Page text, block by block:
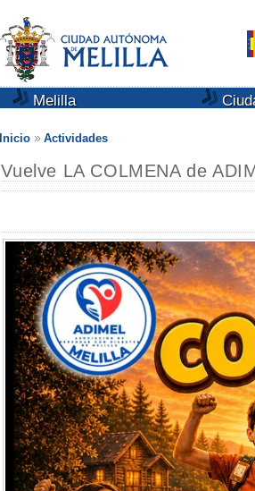
Melilla
Inicio Actividades
Vuelve LA COLMENA de